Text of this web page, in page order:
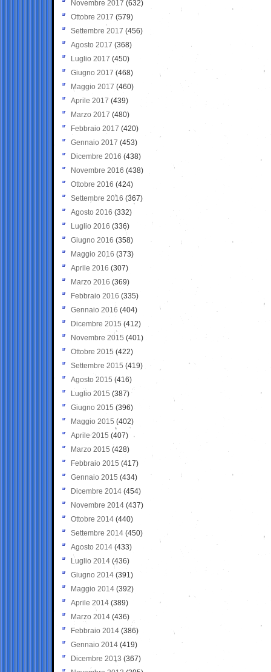
Novembre 2017 (632)
Ottobre 2017 (579)
Settembre 2017 (456)
Agosto 2017 (368)
Luglio 2017 (450)
Giugno 2017 (468)
Maggio 2017 (460)
Aprile 2017 (439)
Marzo 2017 (480)
Febbraio 2017 (420)
Gennaio 2017 (453)
Dicembre 2016 (438)
Novembre 2016 (438)
Ottobre 2016 (424)
Settembre 2016 (367)
Agosto 2016 (332)
Luglio 2016 (336)
Giugno 2016 (358)
Maggio 2016 (373)
Aprile 2016 (307)
Marzo 2016 (369)
Febbraio 2016 (335)
Gennaio 2016 (404)
Dicembre 2015 (412)
Novembre 2015 (401)
Ottobre 2015 (422)
Settembre 2015 (419)
Agosto 2015 (416)
Luglio 2015 (387)
Giugno 2015 (396)
Maggio 2015 (402)
Aprile 2015 (407)
Marzo 2015 (428)
Febbraio 2015 (417)
Gennaio 2015 (434)
Dicembre 2014 (454)
Novembre 2014 (437)
Ottobre 2014 (440)
Settembre 2014 (450)
Agosto 2014 (433)
Luglio 2014 (436)
Giugno 2014 (391)
Maggio 2014 (392)
Aprile 2014 (389)
Marzo 2014 (436)
Febbraio 2014 (386)
Gennaio 2014 (419)
Dicembre 2013 (367)